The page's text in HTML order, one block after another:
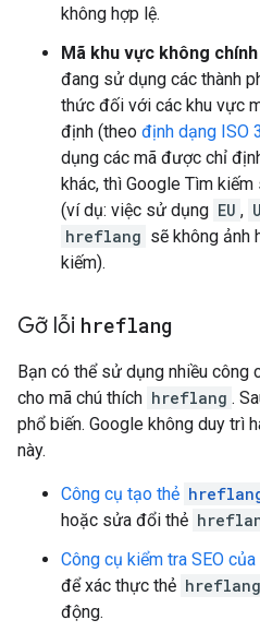
không hợp lệ.
Mã khu vực không
đang sử dụng các thành
thức đối với các khu vực
định (theo định dạng ISO
dụng các mã được chỉ
khác, thì Google Tìm
(ví dụ: việc sử dụng EU ,
hreflang sẽ không ảnh
kiếm).
Gỡ lỗi hreflang
Bạn có thể sử dụng nhiều công
cho mã chú thích hreflang .
phổ biến. Google không duy trì
này.
Công cụ tạo thẻ
hoặc sửa đổi thẻ
Công cụ kiểm tra SEO
để xác thực thẻ hreflang
động.